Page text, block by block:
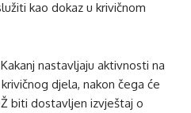
kao dokaz u krivičnom
nastavljaju aktivnosti na
djela, nakon čega će
biti dostavljen izvještaj o